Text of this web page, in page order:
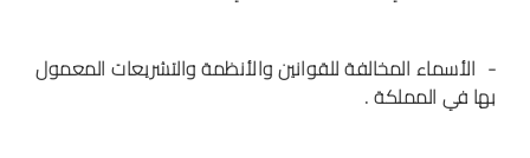
- الأسماء المخالفة للقوانين والأنظمة والتشريعات المعمول
بها في المملكة .